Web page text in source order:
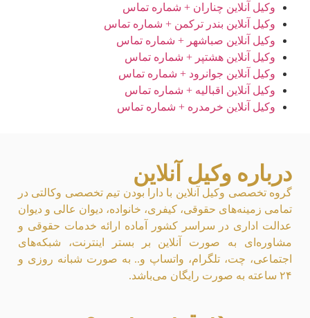
وکیل آنلاین چناران + شماره تماس
وکیل آنلاین بندر ترکمن + شماره تماس
وکیل آنلاین صباشهر + شماره تماس
وکیل آنلاین هشتپر + شماره تماس
وکیل آنلاین جوانرود + شماره تماس
وکیل آنلاین اقبالیه + شماره تماس
وکیل آنلاین خرمدره + شماره تماس
درباره وکیل آنلاین
گروه تخصصی وکیل آنلاین با دارا بودن تیم تخصصی وکالتی در
تمامی زمینه‌های حقوقی، کیفری، خانواده، دیوان عالی و دیوان
عدالت اداری در سراسر کشور آماده ارائه خدمات حقوقی و
مشاوره‌ای به صورت آنلاین بر بستر اینترنت، شبکه‌های
اجتماعی، چت، تلگرام، واتساپ و.. به صورت شبانه روزی و
۲۴ ساعته به صورت رایگان می‌باشد.